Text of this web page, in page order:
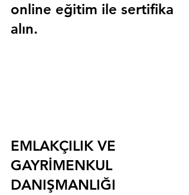
online eğitim ile sertifika
alın.
EMLAKÇILIK VE
GAYRİMENKUL
DANIŞMANLIĞI